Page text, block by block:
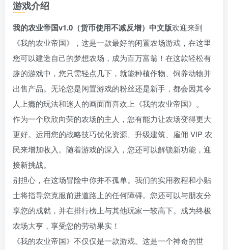
游戏介绍
我的农业帝国v1.0（货币使用不减反增）中文版欢迎来到
《我的农业帝国》，这是一款最好的闲置农场游戏，在这里
您可以建造自己的梦想农场，成为百万富翁！在这款轻松有
趣的游戏中，您只需轻点几下，就能种植作物、饲养动物并
出售产品。无论您是闲置游戏的粉丝还是新手，都会因其令
人上瘾的玩法和迷人的画面而喜欢上《我的农业帝国》。
作为一个欣欣向荣的农场的主人，您有能力让农场变得更大
更好。运用您的战略技巧优化资源、升级建筑、雇佣 VIP 农
民来增加收入。随着游戏的深入，您还可以解锁新功能，迎
接新挑战。
别担心，在这场冒险中你并不孤单。我们的实用教程和小贴
士将指导您克服前进道路上的任何障碍。您还可以与朋友分
享您的成就，并在排行榜上与其他玩家一较高下。成为终极
农场大亨，享受您的劳动果实！
《我的农业帝国》不仅仅是一款游戏。这是一个神奇的世